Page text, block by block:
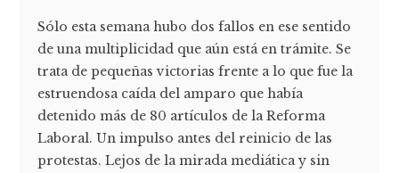
Sólo esta semana hubo dos fallos en ese sentido
de una multiplicidad que aún está en trámite. Se
trata de pequeñas victorias frente a lo que fue la
estruendosa caída del amparo que había
detenido más de 80 artículos de la Reforma
Laboral. Un impulso antes del reinicio de las
protestas. Lejos de la mirada mediática y sin